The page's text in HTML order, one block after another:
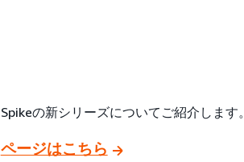
Spikeの新シリーズについてご紹介します。
ページはこちら